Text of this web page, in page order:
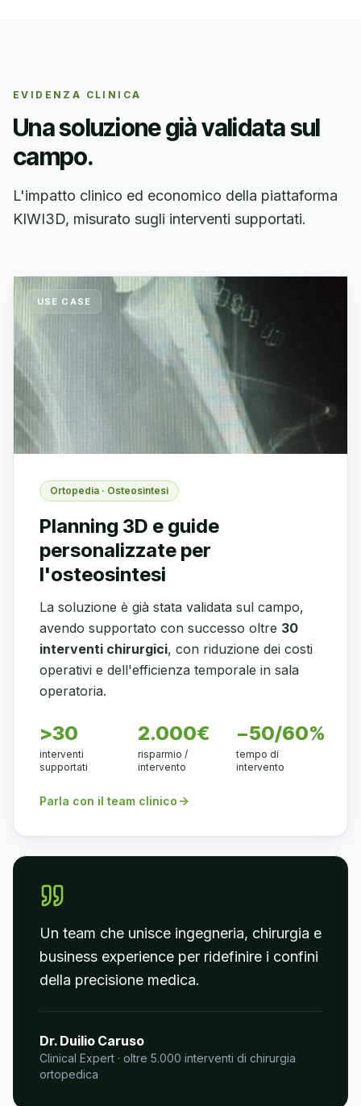
EVIDENZA CLINICA
Una soluzione già validata sul
campo.
L'impatto clinico ed economico della piattaforma
KIWI3D, misurato sugli interventi supportati.
USE CASE
Ortopedia · Osteosintesi
Planning 3D e guide
personalizzate per
l'osteosintesi
La soluzione è già stata validata sul campo,
avendo supportato con successo oltre 30
interventi chirurgici, con riduzione dei costi
operativi e dell'efficienza temporale in sala
operatoria.
>30
interventi
supportati
2.000€
risparmio /
intervento
−50/60%
tempo di
intervento
Parla con il team clinico
Un team che unisce ingegneria, chirurgia e
business experience per ridefinire i confini
della precisione medica.
Dr. Duilio Caruso
Clinical Expert · oltre 5.000 interventi di chirurgia
ortopedica